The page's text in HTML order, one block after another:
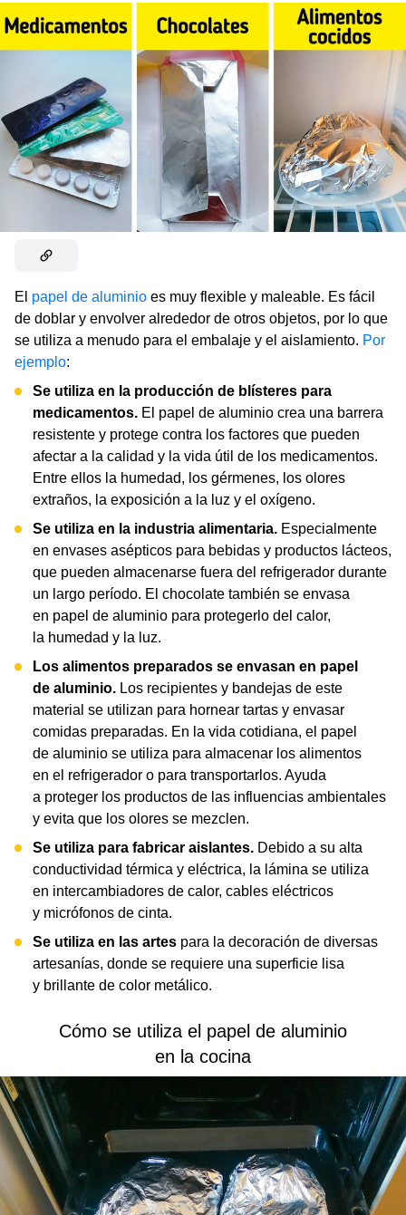
El papel de aluminio es muy flexible y maleable. Es fácil
de doblar y envolver alrededor de otros objetos, por lo que
se utiliza a menudo para el embalaje y el aislamiento. Por
ejemplo:
Se utiliza en la producción de blísteres para
medicamentos. El papel de aluminio crea una barrera
resistente y protege contra los factores que pueden
afectar a la calidad y la vida útil de los medicamentos.
Entre ellos la humedad, los gérmenes, los olores
extraños, la exposición a la luz y el oxígeno.
Se utiliza en la industria alimentaria. Especialmente
en envases asépticos para bebidas y productos lácteos,
que pueden almacenarse fuera del refrigerador durante
un largo período. El chocolate también se envasa
en papel de aluminio para protegerlo del calor,
la humedad y la luz.
Los alimentos preparados se envasan en papel
de aluminio. Los recipientes y bandejas de este
material se utilizan para hornear tartas y envasar
comidas preparadas. En la vida cotidiana, el papel
de aluminio se utiliza para almacenar los alimentos
en el refrigerador o para transportarlos. Ayuda
a proteger los productos de las influencias ambientales
y evita que los olores se mezclen.
Se utiliza para fabricar aislantes. Debido a su alta
conductividad térmica y eléctrica, la lámina se utiliza
en intercambiadores de calor, cables eléctricos
y micrófonos de cinta.
Se utiliza en las artes para la decoración de diversas
artesanías, donde se requiere una superficie lisa
y brillante de color metálico.
Cómo se utiliza el papel de aluminio
en la cocina